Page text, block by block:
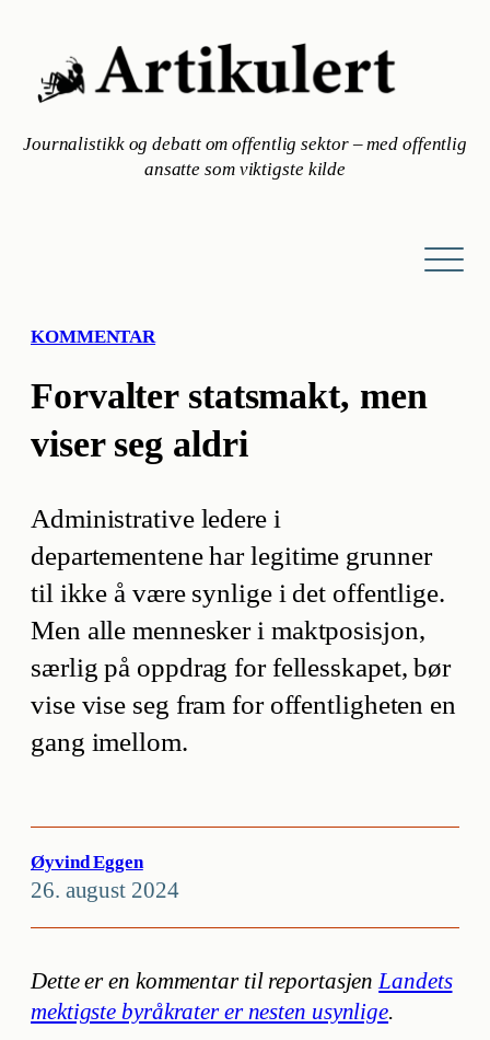
innhold
Journalistikk og debatt om offentlig sektor – med offentlig
ansatte som viktigste kilde
KOMMENTAR
Forvalter statsmakt, men
viser seg aldri
Administrative ledere i
departementene har legitime grunner
til ikke å være synlige i det offentlige.
Men alle mennesker i maktposisjon,
særlig på oppdrag for fellesskapet, bør
vise vise seg fram for offentligheten en
gang imellom.
Øyvind Eggen
26. august 2024
Dette er en kommentar til reportasjen Landets
mektigste byråkrater er nesten usynlige.